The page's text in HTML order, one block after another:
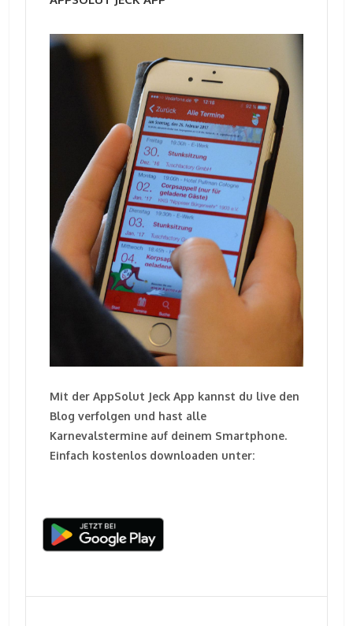
Mit der AppSolut Jeck App kannst du live den
Blog verfolgen und hast alle
Karnevalstermine auf deinem Smartphone.
Einfach kostenlos downloaden unter: